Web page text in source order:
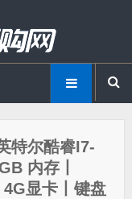
特尔酷睿I7-
内存丨
显卡丨键盘